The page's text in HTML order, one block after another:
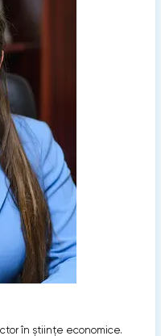
în științe economice.